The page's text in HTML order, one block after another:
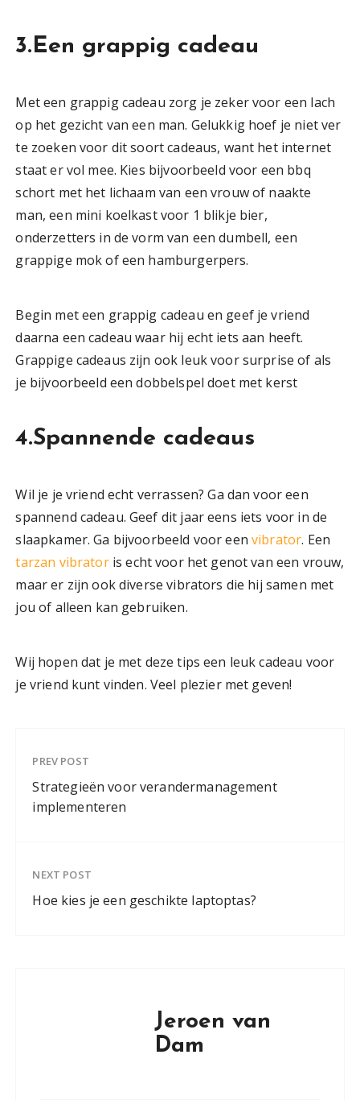
3.Een grappig cadeau
Met een grappig cadeau zorg je zeker voor een lach
op het gezicht van een man. Gelukkig hoef je niet ver
te zoeken voor dit soort cadeaus, want het internet
staat er vol mee. Kies bijvoorbeeld voor een bbq
schort met het lichaam van een vrouw of naakte
man, een mini koelkast voor 1 blikje bier,
onderzetters in de vorm van een dumbell, een
grappige mok of een hamburgerpers.
Begin met een grappig cadeau en geef je vriend
daarna een cadeau waar hij echt iets aan heeft.
Grappige cadeaus zijn ook leuk voor surprise of als
je bijvoorbeeld een dobbelspel doet met kerst
4.Spannende cadeaus
Wil je je vriend echt verrassen? Ga dan voor een
spannend cadeau. Geef dit jaar eens iets voor in de
slaapkamer. Ga bijvoorbeeld voor eenvibrator. Een
tarzan vibratoris echt voor het genot van een vrouw,
maar er zijn ook diverse vibrators die hij samen met
jou of alleen kan gebruiken.
Wij hopen dat je met deze tips een leuk cadeau voor
je vriend kunt vinden. Veel plezier met geven!
PREV POST
Strategieën voor verandermanagement
implementeren
NEXT POST
Hoe kies je een geschikte laptoptas?
Jeroen van
Dam